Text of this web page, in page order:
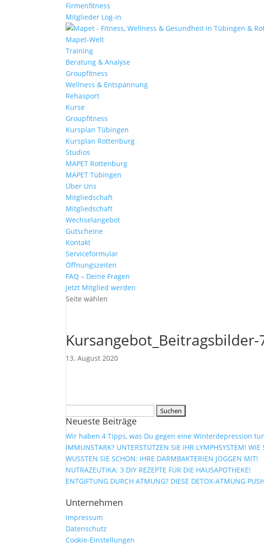
Firmenfitness
Mitglieder Log-in
Mapet-Welt
Training
Beratung & Analyse
Groupfitness
Wellness & Entspannung
Rehasport
Kurse
Groupfitness
Kursplan Tübingen
Kursplan Rottenburg
Studios
MAPET Rottenburg
MAPET Tübingen
Über Uns
Mitgliedschaft
Mitgliedschaft
Wechselangebot
Gutscheine
Kontakt
Serviceformular
Öffnungszeiten
FAQ – Deine Fragen
Jetzt Mitglied werden
Seite wählen
Kursangebot_Beitragsbilder-
13. August 2020
nach:
Neueste Beiträge
Wir haben 4 Tipps, was Du gegen eine Winterdepression
IMMUNSTARK? UNTERSTÜTZEN SIE IHR LYMPHSYSTEM!
WUSSTEN SIE SCHON: IHRE DARMBAKTERIEN JOGGEN MIT!
NUTRAZEUTIKA: 3 DIY REZEPTE FÜR DIE HAUSAPOTHEKE!
ENTGIFTUNG DURCH ATMUNG? DIESE DETOX-ATMUNG
Unternehmen
Impressum
Datenschutz
Cookie-Einstellungen